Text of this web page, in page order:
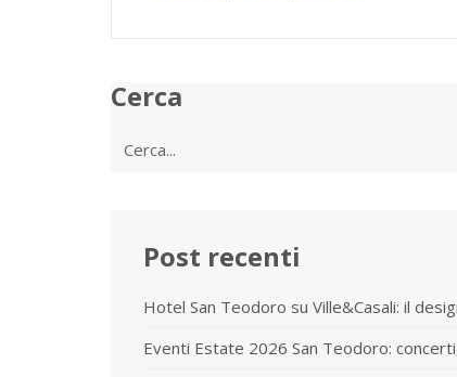
Cerca
Post recenti
Hotel San Teodoro su Ville&Casali: il
Eventi Estate 2026 San Teodoro: